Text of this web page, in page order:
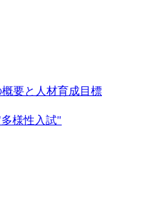
要と人材育成目標
様性入試"